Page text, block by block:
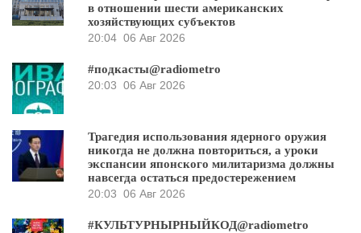
в отношении шести американских
хозяйствующих субъектов
20:04 06 Авг 2026
#подкасты@radiometro
20:03 06 Авг 2026
Трагедия использования ядерного оружия
никогда не должна повториться, а уроки
экспансии японского милитаризма должны
навсегда остаться предостережением
20:03 06 Авг 2026
#КУЛЬТУРНЫРНЫЙКОД@radiometro